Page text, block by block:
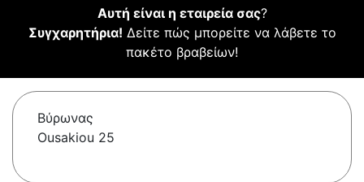
Αυτή είναι η εταιρεία σας?
Συγχαρητήρια! Δείτε πώς μπορείτε να λάβετε το
πακέτο βραβείων!
Βύρωνας
Ousakiou 25